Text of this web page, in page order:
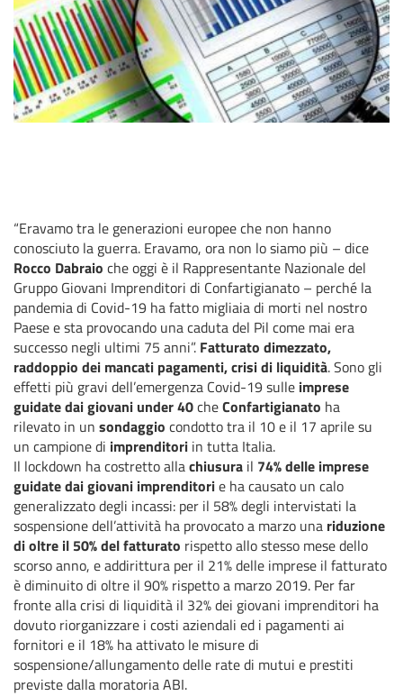
“Eravamo tra le generazioni europee che non hanno
conosciuto la guerra. Eravamo, ora non lo siamo più – dice
Rocco Dabraio che oggi è il Rappresentante Nazionale del
Gruppo Giovani Imprenditori di Confartigianato – perché la
pandemia di Covid-19 ha fatto migliaia di morti nel nostro
Paese e sta provocando una caduta del Pil come mai era
successo negli ultimi 75 anni”. Fatturato dimezzato,
raddoppio dei mancati pagamenti, crisi di liquidità. Sono gli
effetti più gravi dell’emergenza Covid-19 sulle imprese
guidate dai giovani under 40cheConfartigianato ha
rilevato in un sondaggio condotto tra il 10 e il 17 aprile su
un campione di imprenditori in tutta Italia.
Il lockdown ha costretto allachiusura il 74% delle imprese
guidate dai giovani imprenditorie ha causato un calo
generalizzato degli incassi: per il 58% degli intervistati la
sospensione dell’attività ha provocato a marzo una riduzione
di oltre il 50% del fatturato rispetto allo stesso mese dello
scorso anno, e addirittura per il 21% delle imprese il fatturato
è diminuito di oltre il 90% rispetto a marzo 2019. Per far
fronte alla crisi di liquidità il 32% dei giovani imprenditori ha
dovuto riorganizzare i costi aziendali ed i pagamenti ai
fornitori e il 18% ha attivato le misure di
sospensione/allungamento delle rate di mutui e prestiti
previste dalla moratoria ABI.